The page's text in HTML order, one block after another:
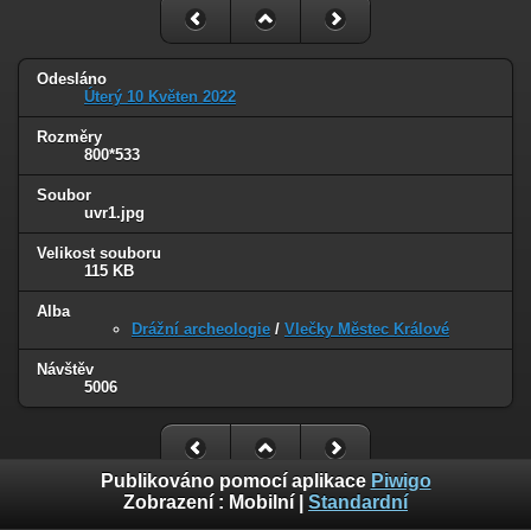
Odesláno
Úterý 10 Květen 2022
Rozměry
800*533
Soubor
uvr1.jpg
Velikost souboru
115 KB
Alba
Drážní archeologie / Vlečky Městec Králové
Návštěv
5006
Publikováno pomocí aplikace Piwigo
Zobrazení : Mobilní Standardní